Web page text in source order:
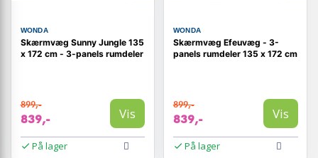
WONDA
Skærmvæg Sunny Jungle 135
x 172 cm - 3-panels rumdeler
899,-
839,- Vis
På lager
WONDA
Skærmvæg Efeuvæg - 3-
panels rumdeler 135 x 172 cm
899,-
839,- Vis
På lager